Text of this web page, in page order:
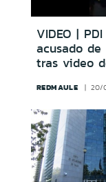
VIDEO |
acusado
tras video
REDMAULE 20/